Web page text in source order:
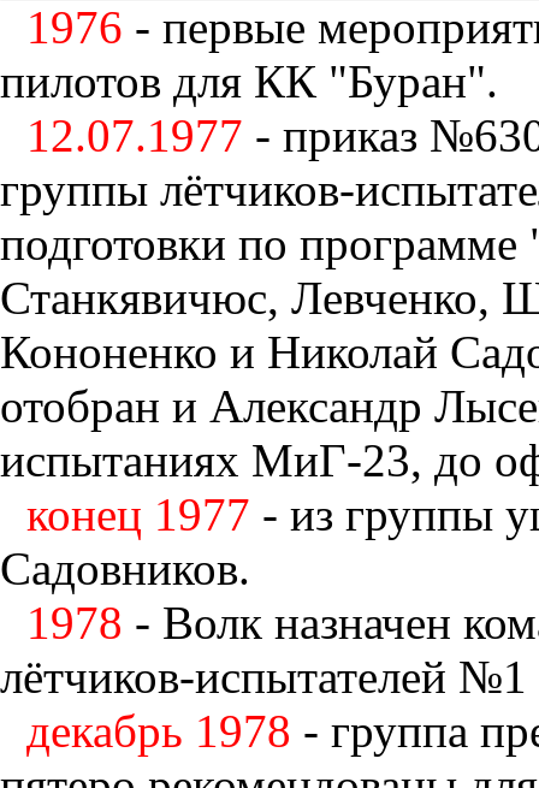
1976 - первые
пилотов для КК "Буран".
12.07.1977 - приказ
группы лётчиков-
подготовки по
Станкявичюс, Левченко,
Кононенко и Николай
отобран и Александр
испытаниях МиГ-23, до
конец 1977 - из группы
Садовников.
1978 - Волк назначен
лётчиков-испытателей
декабрь 1978 - группа